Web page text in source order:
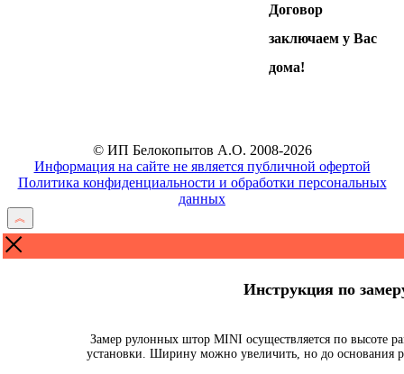
Договор
заключаем у Вас
дома!
© ИП Белокопытов А.О. 2008-2026
Информация на сайте не является публичной офертой
Политика конфиденциальности и обработки персональных
данных
Инструкция по
Замер рулонных штор MINI осуществляется по высоте
установки. Ширину можно увеличить, но до основания